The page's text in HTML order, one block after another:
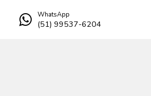
WhatsApp
(51) 99537-6204